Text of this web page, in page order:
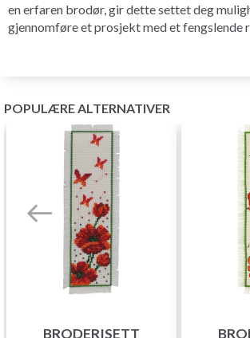
en erfaren brodør, gir dette settet deg
gjennomføre et prosjekt med et fengslende
POPULÆRE ALTERNATIVER
BRODERISETT